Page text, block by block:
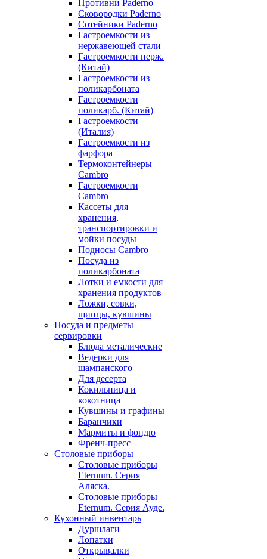
Противни Paderno
Сковородки Paderno
Сотейники Paderno
Гастроемкости из
нержавеющей стали
Гастроемкости нерж.
(Китай)
Гастроемкости из
поликарбоната
Гастроемкости
поликарб. (Китай)
Гастроемкости
(Италия)
Гастроемкости из
фарфора
Термоконтейнеры
Cambro
Гастроемкости
Cambro
Кассеты для
хранения,
транспортировки и
мойки посуды
Подносы Cambro
Посуда из
поликарбоната
Лотки и емкости для
хранения продуктов
Ложки, совки,
щипцы, кувшины
Посуда и предметы
сервировки
Блюда металические
Ведерки для
шампанского
Для десерта
Кокильница и
кокотница
Кувшины и графины
Баранчики
Мармиты и фондю
Френч-пресс
Столовые приборы
Столовые приборы
Eternum. Серия
Аляска.
Столовые приборы
Eternum. Серия Ауде.
Кухонный инвентарь
Дуршлаги
Лопатки
Открывалки